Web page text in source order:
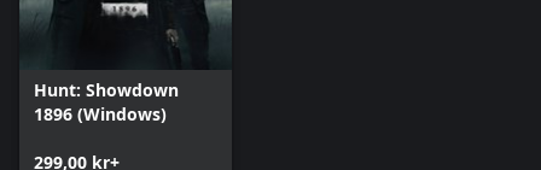
Hunt: Showdown
1896 (Windows)
299,00 kr+